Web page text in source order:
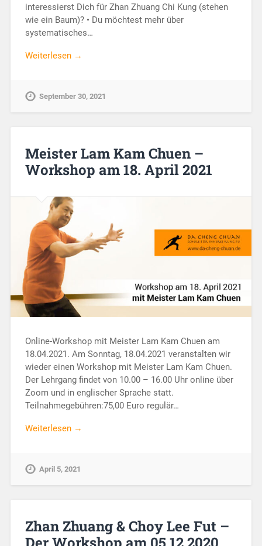
interessierst Dich für Zhan Zhuang Chi Kung (stehen
wie ein Baum)? • Du möchtest mehr über
systematisches…
Weiterlesen →
September 30, 2021
Meister Lam Kam Chuen –
Workshop am 18. April 2021
Online-Workshop mit Meister Lam Kam Chuen am
18.04.2021. Am Sonntag, 18.04.2021 veranstalten wir
wieder einen Workshop mit Meister Lam Kam Chuen.
Der Lehrgang findet von 10.00 – 16.00 Uhr online über
Zoom und in englischer Sprache statt.
Teilnahmegebühren:75,00 Euro regulär…
Weiterlesen →
April 5, 2021
Zhan Zhuang & Choy Lee Fut –